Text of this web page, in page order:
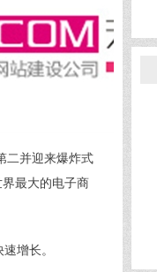
二并迎来爆炸式
最大的电子商
增长。